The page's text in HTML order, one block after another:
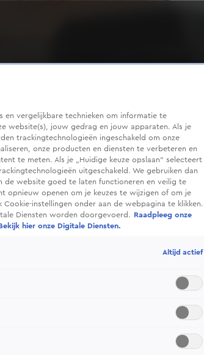
op je huidige locatie
en vergelijkbare technieken om informatie te
website(s), jouw gedrag en jouw apparaten. Als je
trackingtechnologieën ingeschakeld om onze
onze producten en diensten te verbeteren en
te meten. Als je „Huidige keuze opslaan” selecteert
uitgeschakeld. We gebruiken dan
de website goed te laten functioneren en veilig te
opnieuw openen om je keuzes te wijzigen of om je
instellingen onder aan de webpagina te klikken.
Diensten worden doorgevoerd.
Raadpleeg onze
hier onze Digitale Diensten.
Altijd actief